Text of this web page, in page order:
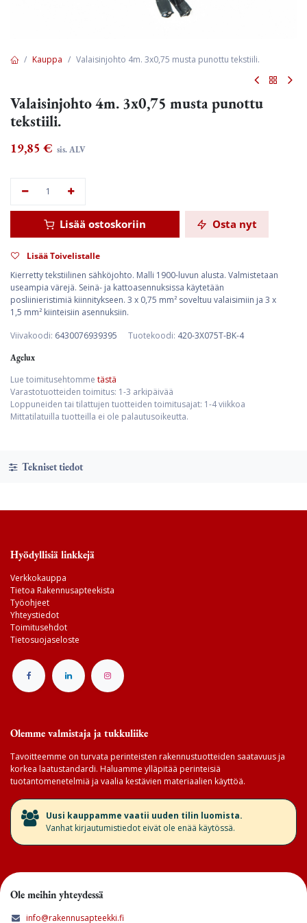
Kauppa Valaisinjohto 4m. 3x0,75 musta punottu tekstiili.
Valaisinjohto 4m. 3x0,75 musta punottu
tekstiili.
19,85 € sis. ALV
Lisää ostoskoriin Osta nyt
Lisää Toivelistalle
Kierretty tekstiilinen sähköjohto. Malli 1900-luvun alusta. Valmistetaan
useampia värejä. Seinä- ja kattoasennuksissa käytetään
posliinieristimiä kiinnitykseen. 3 x 0,75 mm² soveltuu valaisimiin ja 3 x
1,5 mm² kiinteisiin asennuksiin.
Viivakoodi: 6430076939395 Tuotekoodi: 420-3X075T-BK-4
Agelux
Lue toimitusehtomme tästä
Varastotuotteiden toimitus: 1-3 arkipäivää
Loppuneiden tai tilattujen tuotteiden toimitusajat: 1-4 viikkoa
Mittatilatuilla tuotteilla ei ole palautusoikeutta.
Tekniset tiedot
Hyödyllisiä linkkejä
Verkkokauppa
Tietoa Rakennusapteekista
Työohjeet
Yhteystiedot
Toimitusehdot
Tietosuojaseloste
Olemme valmistaja ja tukkuliike
Tavoitteemme on turvata perinteisten rakennustuotteiden saatavuus ja
korkea laatustandardi. Haluamme ylläpitää perinteisiä
tuotantomenetelmiä ja vaalia kestävien materiaalien käyttöä.
​Uusi kauppamme vaatii uuden tilin luomista.
Vanhat kirjautumistiedot eivät ole enää käytössä.
Ole meihin yhteydessä
info@rakennusapteekki.fi